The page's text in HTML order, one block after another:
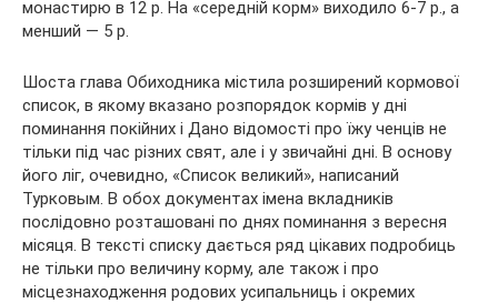
монастирю в 12 р. На «середній корм» виходило 6-7 р., а
менший — 5 р.
Шоста глава Обиходника містила розширений кормової
список, в якому вказано розпорядок кормів у дні
поминання покійних і Дано відомості про їжу ченців не
тільки під час різних свят, але і у звичайні дні. В основу
його ліг, очевидно, «Список великий», написаний
Турковым. В обох документах імена вкладників
послідовно розташовані по днях поминання з вересня
місяця. В тексті списку дається ряд цікавих подробиць
не тільки про величину корму, але також і про
місцезнаходження родових усипальниць і окремих